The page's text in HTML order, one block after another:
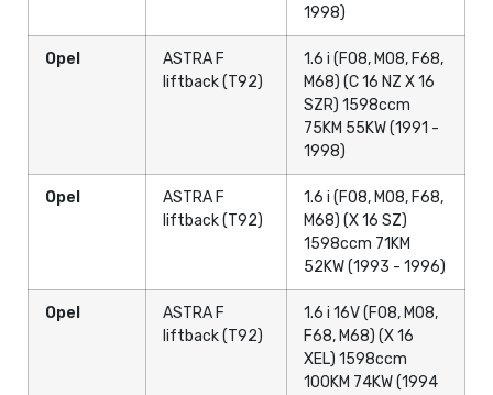
1998)
Opel
ASTRA F
liftback (T92)
1.6 i (F08, M08, F68,
M68) (C 16 NZ X 16
SZR) 1598ccm
75KM 55KW (1991 -
1998)
Opel
ASTRA F
liftback (T92)
1.6 i (F08, M08, F68,
M68) (X 16 SZ)
1598ccm 71KM
52KW (1993 - 1996)
Opel
ASTRA F
liftback (T92)
1.6 i 16V (F08, M08,
F68, M68) (X 16
XEL) 1598ccm
100KM 74KW (1994